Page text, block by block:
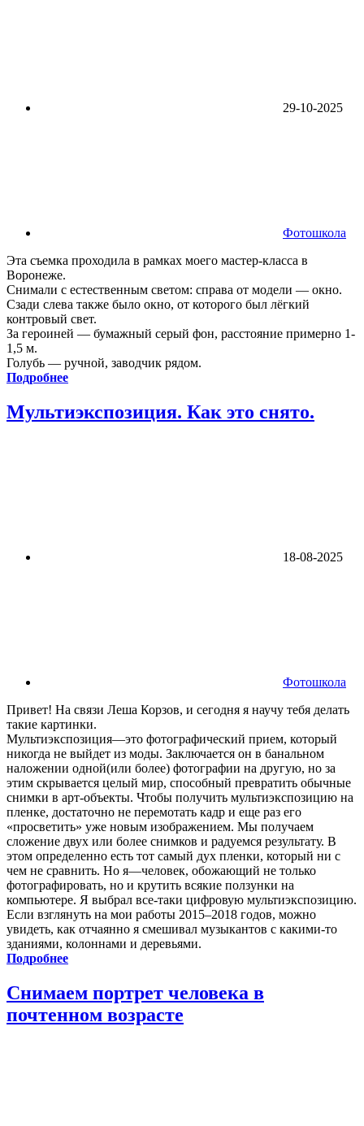
29-10-2025
Фотошкола
Эта съемка проходила в рамках моего мастер-класса в
Воронеже.
Снимали с естественным светом: справа от модели — окно.
Сзади слева также было окно, от которого был лёгкий
контровый свет.
За героиней — бумажный серый фон, расстояние примерно 1-
1,5 м.
Голубь — ручной, заводчик рядом.
Подробнее
Мультиэкспозиция. Как это снято.
18-08-2025
Фотошкола
Привет! На связи Леша Корзов, и сегодня я научу тебя делать
такие картинки.
Мультиэкспозиция—это фотографический прием, который
никогда не выйдет из моды. Заключается он в банальном
наложении одной(или более) фотографии на другую, но за
этим скрывается целый мир, способный превратить обычные
снимки в арт-объекты. Чтобы получить мультиэкспозицию на
пленке, достаточно не перемотать кадр и еще раз его
«просветить» уже новым изображением. Мы получаем
сложение двух или более снимков и радуемся результату. В
этом определенно есть тот самый дух пленки, который ни с
чем не сравнить. Но я—человек, обожающий не только
фотографировать, но и крутить всякие ползунки на
компьютере. Я выбрал все-таки цифровую мультиэкспозицию.
Если взглянуть на мои работы 2015–2018 годов, можно
увидеть, как отчаянно я смешивал музыкантов с какими-то
зданиями, колоннами и деревьями.
Подробнее
Снимаем портрет человека в
почтенном возрасте